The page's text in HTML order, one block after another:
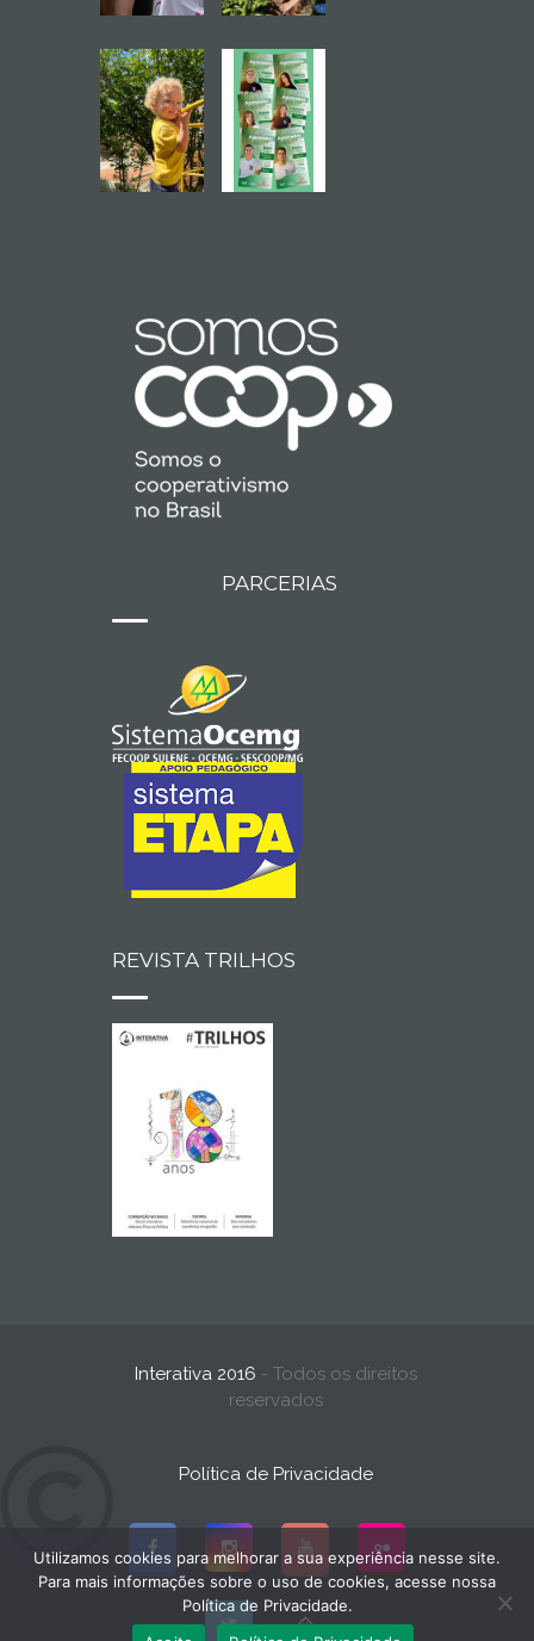
PARCERIAS
REVISTA TRILHOS
Interativa 2016 - Todos os direitos
reservados
Política de Privacidade
Utilizamos cookies para melhorar a sua experiência nesse site.
Para mais informações sobre o uso de cookies, acesse nossa
Política de Privacidade.